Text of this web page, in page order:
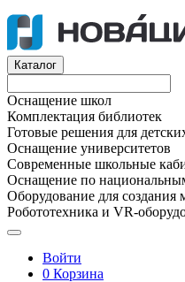
Каталог
Оснащение школ
Комплектация библиотек
Готовые решения для
Оснащение университетов
Современные школьные
Оснащение по
Оборудование для создания
Робототехника и VR-
Войти
0 Корзина